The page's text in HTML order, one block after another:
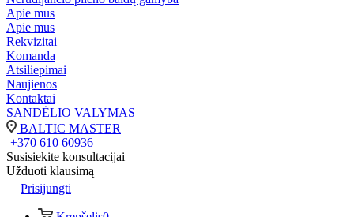
Apie mus
Apie mus
Rekvizitai
Komanda
Atsiliepimai
Naujienos
Kontaktai
SANDĖLIO VALYMAS
BALTIC MASTER
+370 610 60936
Susisiekite konsultacijai
Užduoti klausimą
Prisijungti